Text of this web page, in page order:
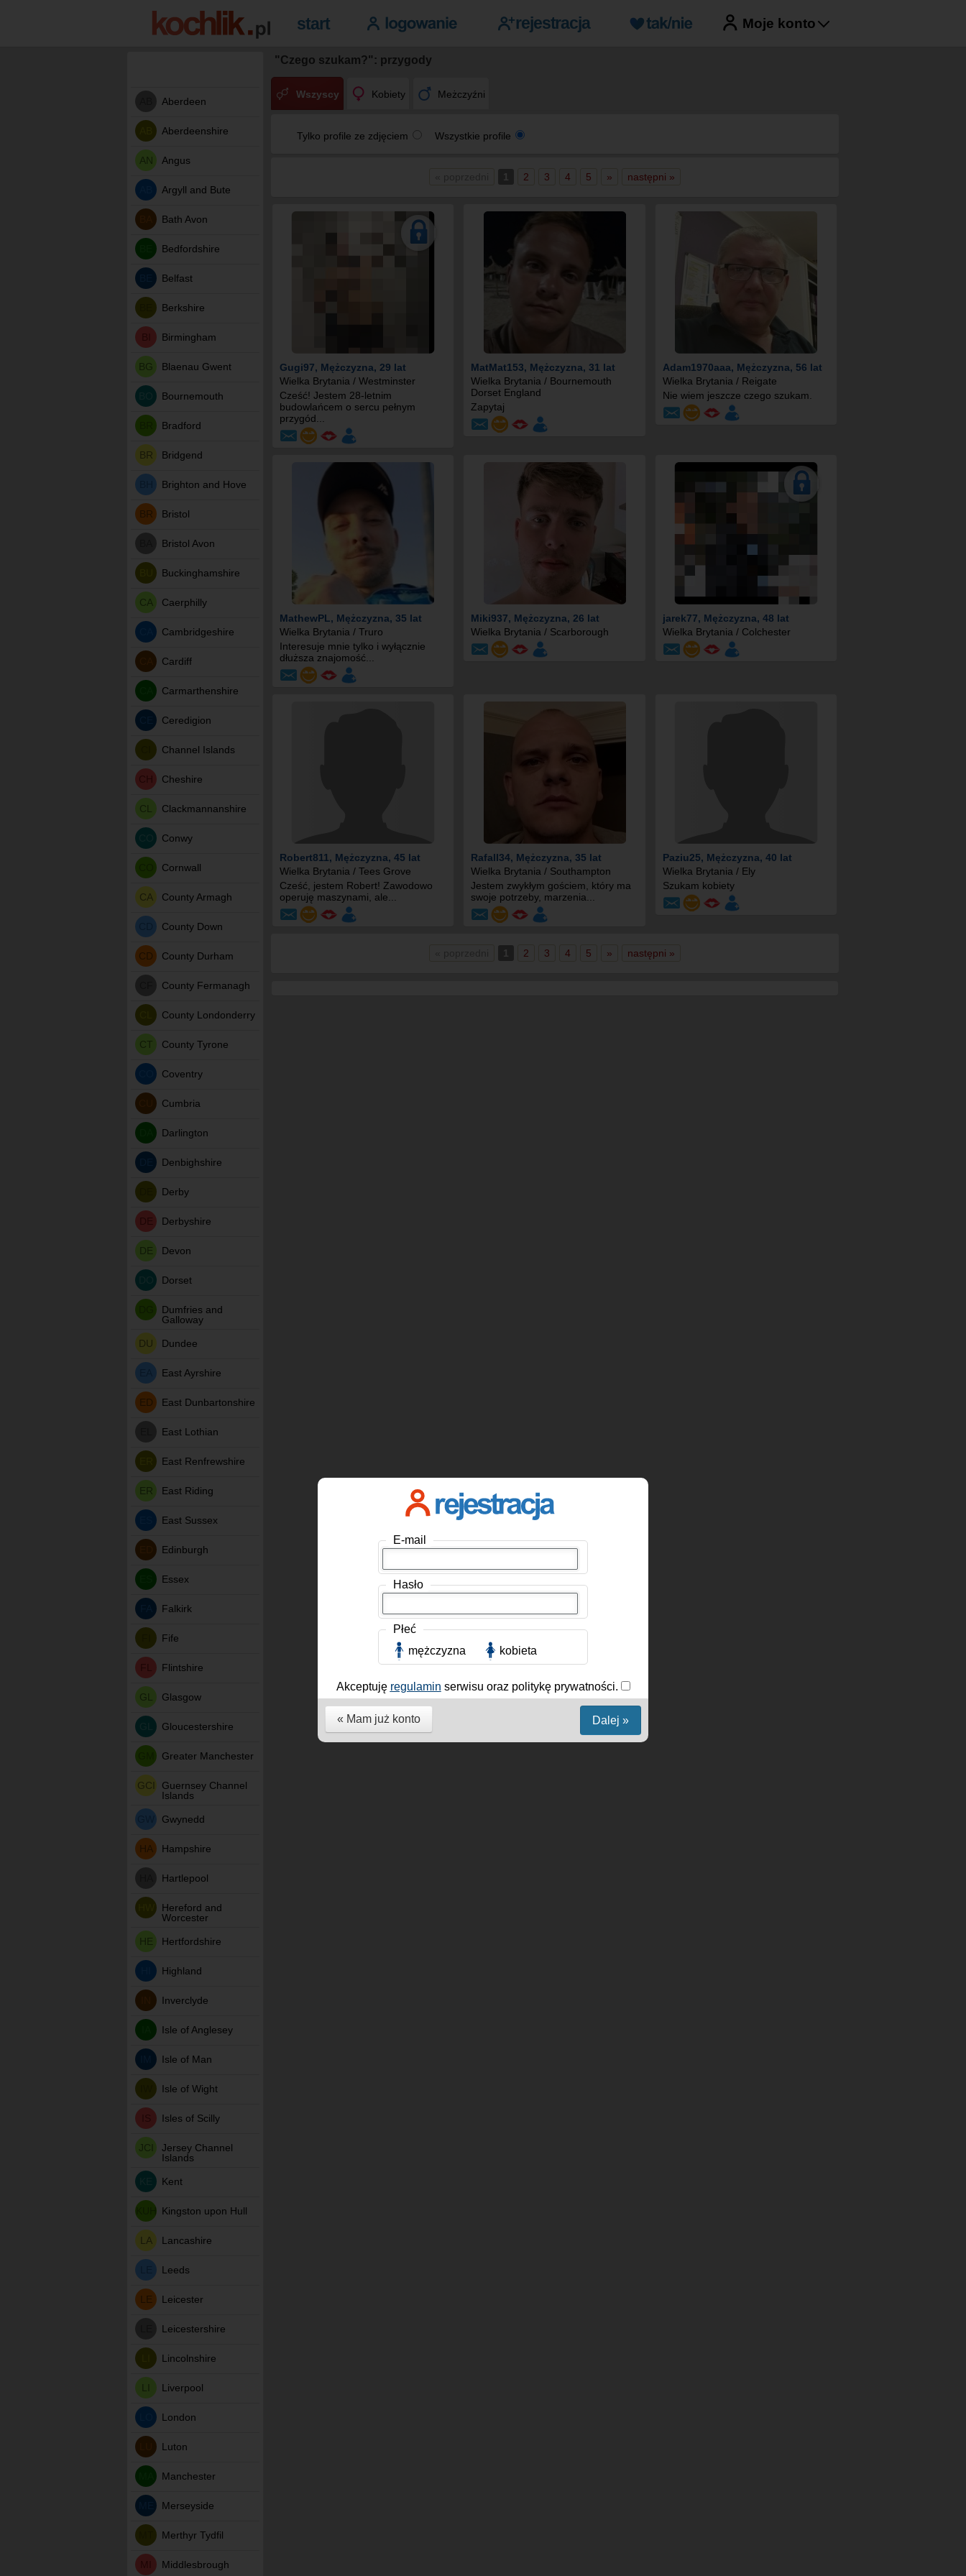
Moje konto
Aberdeen
Aberdeenshire
AN Angus
Argyll and Bute
Bath Avon
Bedfordshire
Belfast
Berkshire
Birmingham
BG Blaenau Gwent
Bournemouth
Bradford
BR Bridgend
Brighton and Hove
BR Bristol
Bristol Avon
Buckinghamshire
CA Caerphilly
Cambridgeshire
Cardiff
Carmarthenshire
Ceredigion
Channel Islands
Cheshire
CL Clackmannanshire
Conwy
Cornwall
CA County Armagh
County Down
CD County Durham
County Fermanagh
County Londonderry
CT County Tyrone
Coventry
Cumbria
Darlington
Denbighshire
Derby
Derbyshire
DE Devon
Dorset
Dumfries and
Galloway
DU Dundee
East Ayrshire
ED East Dunbartonshire
East Lothian
East Renfrewshire
ER East Riding
East Sussex
Edinburgh
Essex
Falkirk
Fife
Flintshire
GL Glasgow
Gloucestershire
Greater Manchester
GCI
Guernsey Channel
Islands
Gwynedd
HA Hampshire
Hartlepool
Hereford and
Worcester
HE Hertfordshire
Highland
Inverclyde
Isle of Anglesey
Isle of Man
Isle of Wight
Isles of Scilly
JCI
Jersey Channel
Islands
Kent
KUH Kingston upon Hull
LA Lancashire
Leeds
LE Leicester
Leicestershire
Lincolnshire
LI Liverpool
London
Luton
Manchester
Merseyside
Merthyr Tydfil
Middlesbrough
"Czego szukam?": przygody
Wszyscy Kobiety Meżczyźni
Tylko profile ze zdjęciem Wszystkie profile
1 2 3 4 5 » następni »
Gugi97, Mężczyzna, 29 lat
Wielka Brytania / Westminster
Cześć! Jestem 28-letnim
budowlańcem o sercu pełnym
przygód...
MatMat153, Mężczyzna, 31 lat
Wielka Brytania / Bournemouth
Dorset England
Zapytaj
Adam1970aaa, Mężczyzna, 56 lat
Wielka Brytania / Reigate
Nie wiem jeszcze czego szukam.
MathewPL, Mężczyzna, 35 lat
Wielka Brytania / Truro
Interesuje mnie tylko i wyłącznie
dłuższa znajomość...
Miki937, Mężczyzna, 26 lat
Wielka Brytania / Scarborough
jarek77, Mężczyzna, 48 lat
Wielka Brytania / Colchester
Robert811, Mężczyzna, 45 lat
Wielka Brytania / Tees Grove
Cześć, jestem Robert! Zawodowo
operuję maszynami, ale...
Rafall34, Mężczyzna, 35 lat
Wielka Brytania / Southampton
Jestem zwykłym gościem, który ma
swoje potrzeby, marzenia...
Paziu25, Mężczyzna, 40 lat
Wielka Brytania / Ely
Szukam kobiety
1 2 3 4 5 » następni »
E-mail
Hasło
Płeć
mężczyzna
kobieta
Akceptuję regulamin serwisu oraz politykę prywatności.
« Mam już konto Dalej »